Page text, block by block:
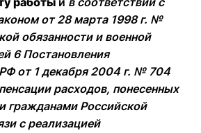
от 28 марта 1998 г. №
обязанности и военной
6 Постановления
от 1 декабря 2004 г. № 704
расходов, понесенных
гражданами Российской
с реализацией